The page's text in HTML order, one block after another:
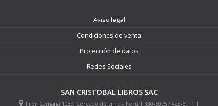
Aviso legal
Condiciones de venta
Protección de datos
Redes Sociales
SAN CRISTOBAL LIBROS SAC
Jirón Camaná 1039, Cercado de Lima - Perú | 330-5075 / 423-6111 |